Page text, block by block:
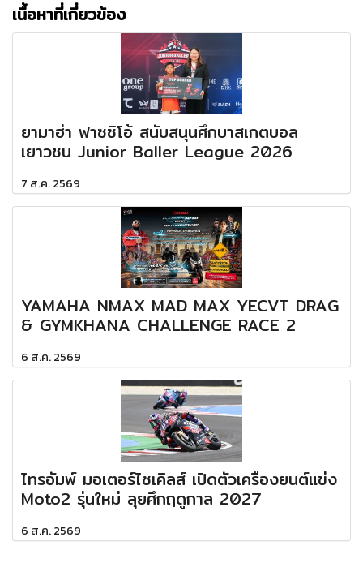
เนื้อหาที่เกี่ยวข้อง
ยามาฮ่า ฟาซซิโอ้ สนับสนุนศึกบาสเกตบอล
เยาวชน Junior Baller League 2026
7 ส.ค. 2569
YAMAHA NMAX MAD MAX YECVT DRAG
& GYMKHANA CHALLENGE RACE 2
6 ส.ค. 2569
ไทรอัมพ์ มอเตอร์ไซเคิลส์ เปิดตัวเครื่องยนต์แข่ง
Moto2 รุ่นใหม่ ลุยศึกฤดูกาล 2027
6 ส.ค. 2569